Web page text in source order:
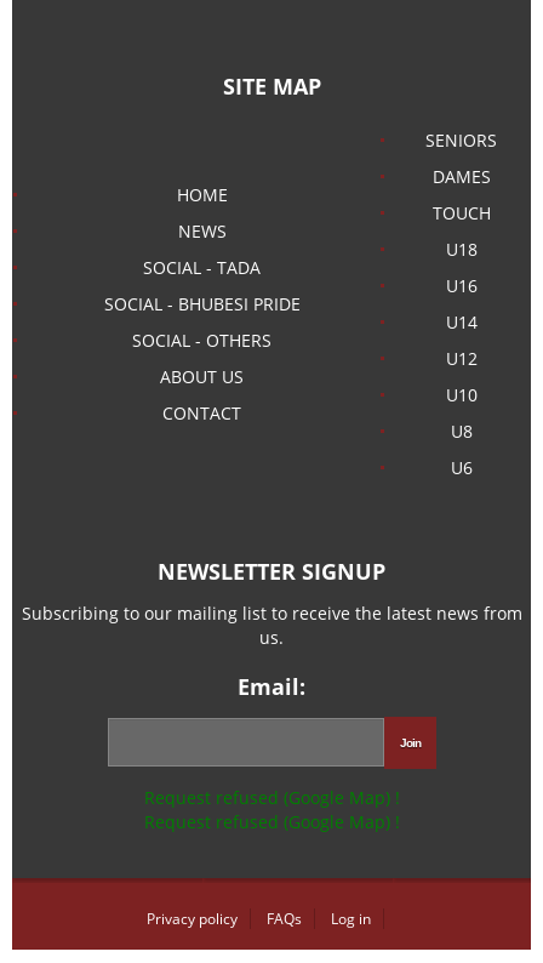
SITE MAP
HOME
NEWS
SOCIAL - TADA
SOCIAL - BHUBESI PRIDE
SOCIAL - OTHERS
ABOUT US
CONTACT
SENIORS
DAMES
TOUCH
U18
U16
U14
U12
U10
U8
U6
NEWSLETTER SIGNUP
Subscribing to our mailing list to receive the latest news from
us.
Email:
Request refused (Google Map) !
Request refused (Google Map) !
Privacy policy FAQs Log in